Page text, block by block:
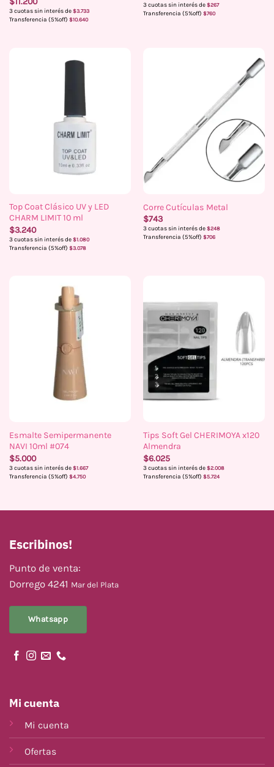
3 cuotas sin interés de $3.733
Transferencia (5%off) $10.640
3 cuotas sin interés de $267
Transferencia (5%off) $760
Top Coat Clásico UV y LED
CHARM LIMIT 10 ml
$3.240
3 cuotas sin interés de $1.080
Transferencia (5%off) $3.078
Corre Cutículas Metal
$743
3 cuotas sin interés de $248
Transferencia (5%off) $706
Esmalte Semipermanente
NAVI 10ml #074
$5.000
3 cuotas sin interés de $1.667
Transferencia (5%off) $4.750
Tips Soft Gel CHERIMOYA x120
Almendra
$6.025
3 cuotas sin interés de $2.008
Transferencia (5%off) $5.724
Escribinos!
Punto de venta:
Dorrego 4241 Mar del Plata
Whatsapp
Mi cuenta
Mi cuenta
Ofertas